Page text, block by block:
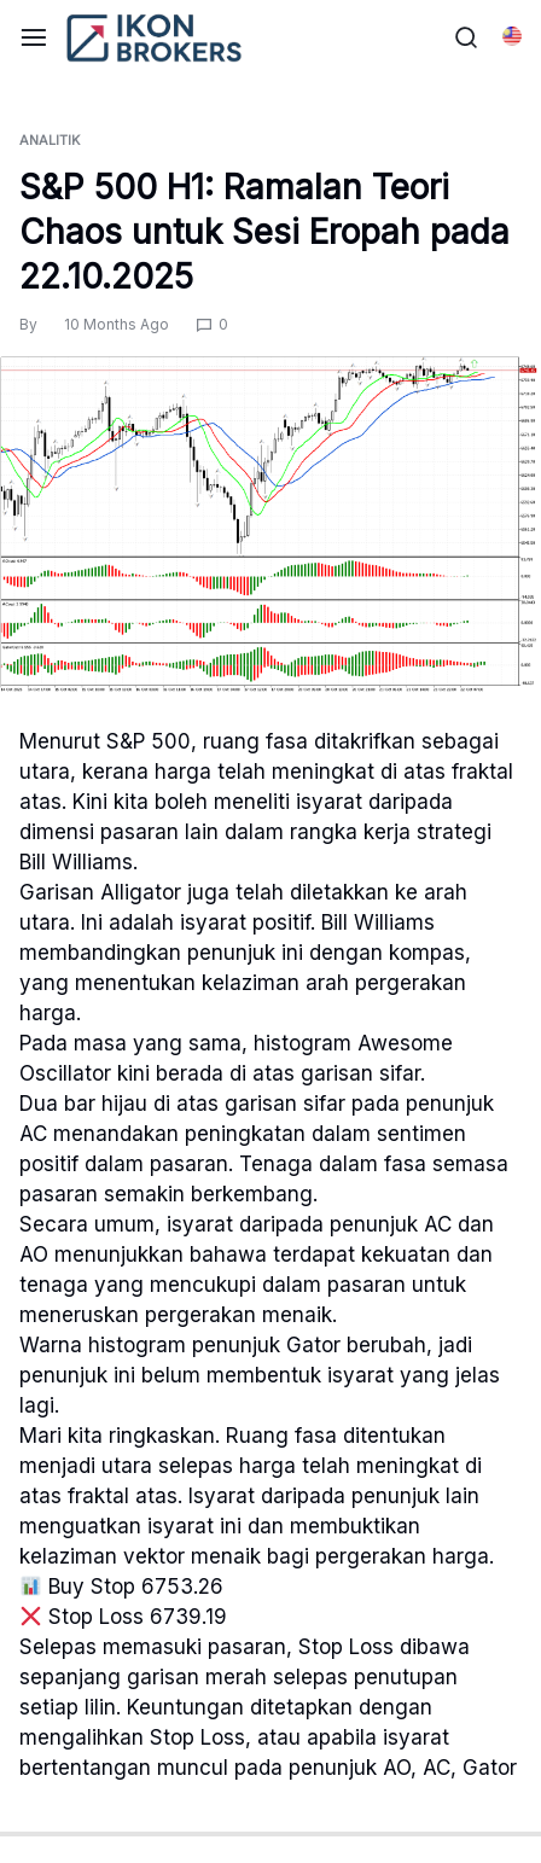
ANALITIK
S&P 500 H1: Ramalan Teori
Chaos untuk Sesi Eropah pada
22.10.2025
By 10 Months Ago 0
Menurut S&P 500, ruang fasa ditakrifkan sebagai
utara, kerana harga telah meningkat di atas fraktal
atas. Kini kita boleh meneliti isyarat daripada
dimensi pasaran lain dalam rangka kerja strategi
Bill Williams.
Garisan Alligator juga telah diletakkan ke arah
utara. Ini adalah isyarat positif. Bill Williams
membandingkan penunjuk ini dengan kompas,
yang menentukan kelaziman arah pergerakan
harga.
Pada masa yang sama, histogram Awesome
Oscillator kini berada di atas garisan sifar.
Dua bar hijau di atas garisan sifar pada penunjuk
AC menandakan peningkatan dalam sentimen
positif dalam pasaran. Tenaga dalam fasa semasa
pasaran semakin berkembang.
Secara umum, isyarat daripada penunjuk AC dan
AO menunjukkan bahawa terdapat kekuatan dan
tenaga yang mencukupi dalam pasaran untuk
meneruskan pergerakan menaik.
Warna histogram penunjuk Gator berubah, jadi
penunjuk ini belum membentuk isyarat yang jelas
lagi.
Mari kita ringkaskan. Ruang fasa ditentukan
menjadi utara selepas harga telah meningkat di
atas fraktal atas. Isyarat daripada penunjuk lain
menguatkan isyarat ini dan membuktikan
kelaziman vektor menaik bagi pergerakan harga.
Buy Stop 6753.26
Stop Loss 6739.19
Selepas memasuki pasaran, Stop Loss dibawa
sepanjang garisan merah selepas penutupan
setiap lilin. Keuntungan ditetapkan dengan
mengalihkan Stop Loss, atau apabila isyarat
bertentangan muncul pada penunjuk AO, AC, Gator